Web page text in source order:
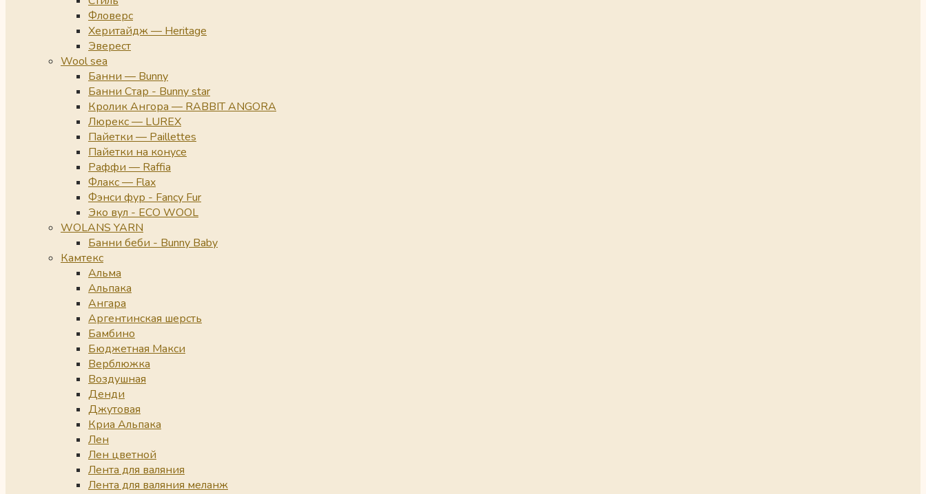
Фловерс
Херитайдж — Heritage
Эверест
Wool sea
Банни — Bunny
Банни Стар - Bunny star
Кролик Ангора — RABBIT ANGORA
Люрекс — LUREX
Пайетки — Paillettes
Пайетки на конусе
Раффи — Raffia
Флакс — Flax
Фэнси фур - Fancy Fur
Эко вул - ECO WOOL
WOLANS YARN
Банни беби - Bunny Baby
Камтекс
Альма
Альпака
Ангара
Аргентинская шерсть
Бамбино
Бюджетная Макси
Верблюжка
Воздушная
Денди
Джутовая
Криа Альпака
Лен
Лен цветной
Лента для валяния
Лента для валяния меланж